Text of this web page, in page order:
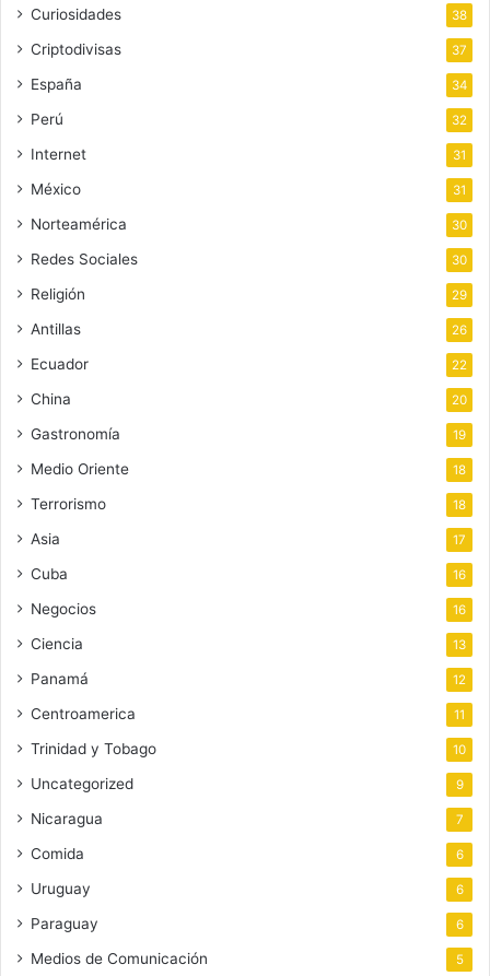
Curiosidades 38
Criptodivisas 37
España 34
Perú 32
Internet 31
México 31
Norteamérica 30
Redes Sociales 30
Religión 29
Antillas 26
Ecuador 22
China 20
Gastronomía 19
Medio Oriente 18
Terrorismo 18
Asia 17
Cuba 16
Negocios 16
Ciencia 13
Panamá 12
Centroamerica 11
Trinidad y Tobago 10
Uncategorized 9
Nicaragua 7
Comida 6
Uruguay 6
Paraguay 6
Medios de Comunicación 5